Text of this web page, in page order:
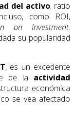
del activo, ratio
como ROI,
on Investment.
su popularidad
, es un excedente
de la actividad
económica
se vea afectado